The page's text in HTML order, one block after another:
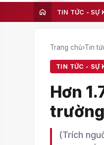
TIN TỨC - SỰ
Trang chủ›Tin
TIN TỨC - SỰ
Hơn
trường
(Trích